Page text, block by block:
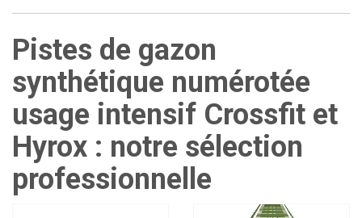
Pistes de gazon
synthétique numérotée
usage intensif Crossfit et
Hyrox : notre sélection
professionnelle